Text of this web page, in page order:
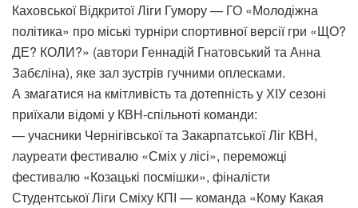
Каховської Відкритої Ліги Гумору — ГО «Молодіжна
політика» про міські турніри спортивної версії гри «ЩО?
ДЕ? КОЛИ?» (автори Геннадій Гнатовський та Анна
Забєліна), яке зал зустрів гучними оплесками.
А змагатися на кмітливість та дотепність у ХІУ сезоні
приїхали відомі у КВН-спільноті команди:
— учасники Чернігівської та Закарпатської Ліг КВН,
лауреати фестивалю «Сміх у лісі», переможці
фестивалю «Козацькі посмішки», фіналісти
Студентської Ліги Сміху КПІ — команда «Кому Какая